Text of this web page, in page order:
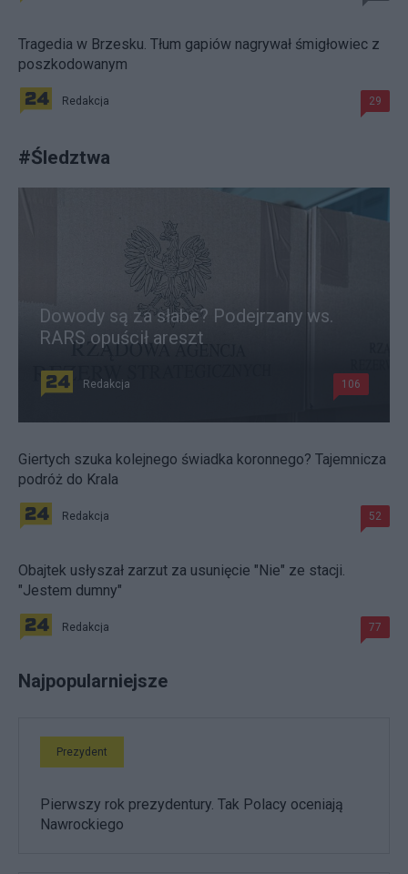
Tragedia w Brzesku. Tłum gapiów nagrywał śmigłowiec z
poszkodowanym
Redakcja 29
#Śledztwa
Dowody są za słabe? Podejrzany ws.
RARS opuścił areszt
Redakcja 106
Giertych szuka kolejnego świadka koronnego? Tajemnicza
podróż do Krala
Redakcja 52
Obajtek usłyszał zarzut za usunięcie "Nie" ze stacji.
"Jestem dumny"
Redakcja 77
Najpopularniejsze
Prezydent
Pierwszy rok prezydentury. Tak Polacy oceniają
Nawrockiego